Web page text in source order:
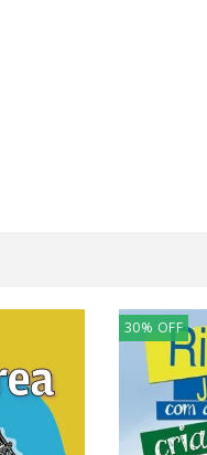
30% OFF